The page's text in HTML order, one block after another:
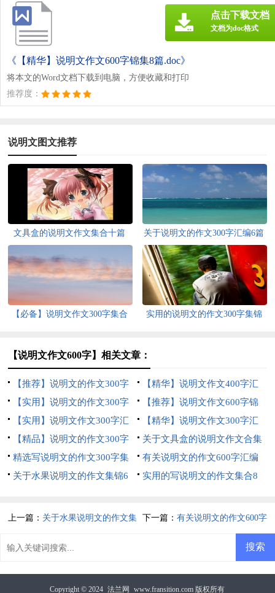
《【精华】说明文作文600字锦集8篇.doc》
将本文的Word文档下载到电脑，方便收藏和打印
推荐度：
点击下载文档
文档为doc格式
说明文图文推荐
文具盒的说明文作文集合十篇 关于说明文的作文300字汇编6篇
【必备】说明文作文300字集合
实用的说明文的作文300字集锦
【说明文作文600字】相关文章：
【推荐】说明文的作文300字
汇总7篇
【精华】说明文作文400字汇
编八篇
【实用】说明文的作文300字
汇总八篇
【推荐】说明文作文600字锦
集五篇
【实用】说明文作文300字汇
编10篇
【精华】说明文作文300字汇
总5篇
【精品】说明文的作文300字
汇编5篇
关于文具盒的说明文作文合集
6篇
精选写说明文的作文300字集
锦七篇
有关说明文的作文600字汇编
六篇
关于水果说明文的作文集锦6
实用的写说明文的作文集合8
上一篇： 关于水果说明文的作文集 下一篇： 有关说明文的作文600字
Copyright © 2024 法兰网 www.fransition.com 版权所有